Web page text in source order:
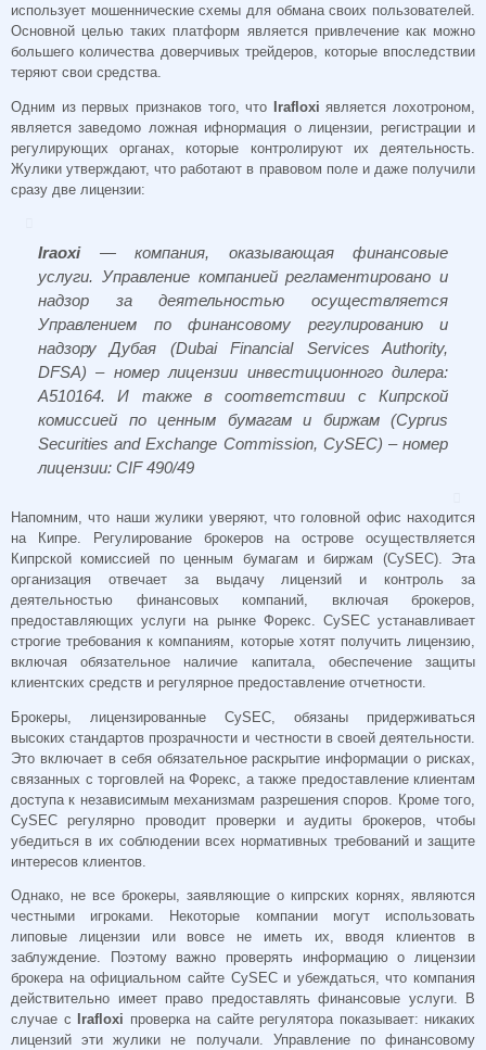
использует мошеннические схемы для обмана своих пользователей.
Основной целью таких платформ является привлечение как можно
большего количества доверчивых трейдеров, которые впоследствии
теряют свои средства.
Одним из первых признаков того, что Irafloxi является лохотроном,
является заведомо ложная ифнормация о лицензии, регистрации и
регулирующих органах, которые контролируют их деятельность.
Жулики утверждают, что работают в правовом поле и даже получили
сразу две лицензии:
Iraoxi— компания, оказывающая финансовые
услуги. Управление компанией регламентировано и
надзор за деятельностью осуществляется
Управлением по финансовому регулированию и
надзору Дубая (Dubai Financial Services Authority,
DFSA) – номер лицензии инвестиционного дилера:
A510164. И также в соответствии с Кипрской
комиссией по ценным бумагам и биржам (Cyprus
Securities and Exchange Commission, CySEC) – номер
лицензии: CIF 490/49
Напомним, что наши жулики уверяют, что головной офис находится
на Кипре.
Регулирование брокеров на острове осуществляется
Кипрской комиссией по ценным бумагам и биржам (CySEC). Эта
организация отвечает за выдачу лицензий и контроль за
деятельностью финансовых компаний, включая брокеров,
предоставляющих услуги на рынке Форекс. CySEC устанавливает
строгие требования к компаниям, которые хотят получить лицензию,
включая обязательное наличие капитала, обеспечение защиты
клиентских средств и регулярное предоставление отчетности.
Брокеры, лицензированные CySEC, обязаны придерживаться
высоких стандартов прозрачности и честности в своей деятельности.
Это включает в себя обязательное раскрытие информации о рисках,
связанных с торговлей на Форекс, а также предоставление клиентам
доступа к независимым механизмам разрешения споров. Кроме того,
CySEC регулярно проводит проверки и аудиты брокеров, чтобы
убедиться в их соблюдении всех нормативных требований и защите
интересов клиентов.
Однако, не все брокеры, заявляющие о кипрских корнях, являются
честными игроками. Некоторые компании могут использовать
липовые лицензии или вовсе не иметь их, вводя клиентов в
заблуждение. Поэтому важно проверять информацию о лицензии
брокера на официальном сайте CySEC и убеждаться, что компания
действительно имеет право предоставлять финансовые услуги. В
случае с
Irafloxi проверка на сайте регулятора показывает: никаких
лицензий эти жулики не получали. Управление по финансовому